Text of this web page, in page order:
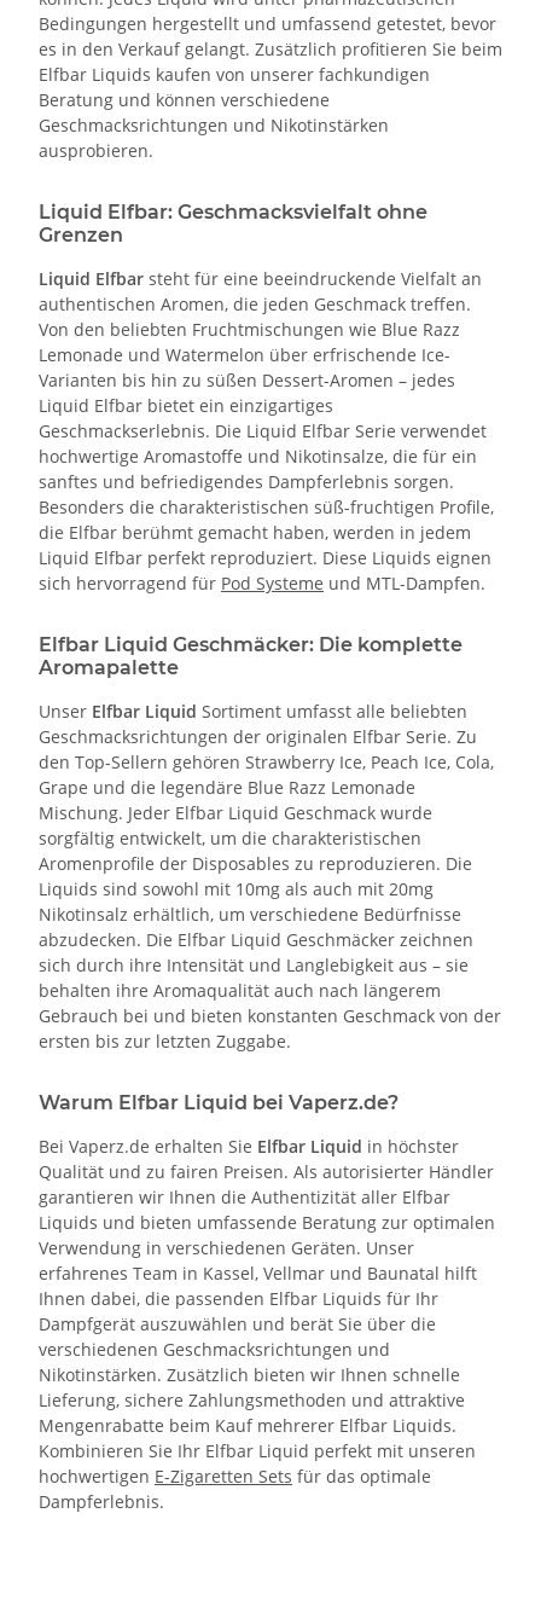
Bedingungen hergestellt und umfassend getestet, bevor
es in den Verkauf gelangt. Zusätzlich profitieren Sie beim
Elfbar Liquids kaufen von unserer fachkundigen
Beratung und können verschiedene
Geschmacksrichtungen und Nikotinstärken
ausprobieren.
Liquid Elfbar: Geschmacksvielfalt ohne
Grenzen
Liquid Elfbar steht für eine beeindruckende Vielfalt an
authentischen Aromen, die jeden Geschmack treffen.
Von den beliebten Fruchtmischungen wie Blue Razz
Lemonade und Watermelon über erfrischende Ice-
Varianten bis hin zu süßen Dessert-Aromen – jedes
Liquid Elfbar bietet ein einzigartiges
Geschmackserlebnis. Die Liquid Elfbar Serie verwendet
hochwertige Aromastoffe und Nikotinsalze, die für ein
sanftes und befriedigendes Dampferlebnis sorgen.
Besonders die charakteristischen süß-fruchtigen Profile,
die Elfbar berühmt gemacht haben, werden in jedem
Liquid Elfbar perfekt reproduziert. Diese Liquids eignen
sich hervorragend für Pod Systeme und MTL-Dampfen.
Elfbar Liquid Geschmäcker: Die komplette
Aromapalette
Unser Elfbar Liquid Sortiment umfasst alle beliebten
Geschmacksrichtungen der originalen Elfbar Serie. Zu
den Top-Sellern gehören Strawberry Ice, Peach Ice, Cola,
Grape und die legendäre Blue Razz Lemonade
Mischung. Jeder Elfbar Liquid Geschmack wurde
sorgfältig entwickelt, um die charakteristischen
Aromenprofile der Disposables zu reproduzieren. Die
Liquids sind sowohl mit 10mg als auch mit 20mg
Nikotinsalz erhältlich, um verschiedene Bedürfnisse
abzudecken. Die Elfbar Liquid Geschmäcker zeichnen
sich durch ihre Intensität und Langlebigkeit aus – sie
behalten ihre Aromaqualität auch nach längerem
Gebrauch bei und bieten konstanten Geschmack von der
ersten bis zur letzten Zuggabe.
Warum Elfbar Liquid bei Vaperz.de?
Bei Vaperz.de erhalten Sie Elfbar Liquid in höchster
Qualität und zu fairen Preisen. Als autorisierter Händler
garantieren wir Ihnen die Authentizität aller Elfbar
Liquids und bieten umfassende Beratung zur optimalen
Verwendung in verschiedenen Geräten. Unser
erfahrenes Team in Kassel, Vellmar und Baunatal hilft
Ihnen dabei, die passenden Elfbar Liquids für Ihr
Dampfgerät auszuwählen und berät Sie über die
verschiedenen Geschmacksrichtungen und
Nikotinstärken. Zusätzlich bieten wir Ihnen schnelle
Lieferung, sichere Zahlungsmethoden und attraktive
Mengenrabatte beim Kauf mehrerer Elfbar Liquids.
Kombinieren Sie Ihr Elfbar Liquid perfekt mit unseren
hochwertigen E-Zigaretten Sets für das optimale
Dampferlebnis.